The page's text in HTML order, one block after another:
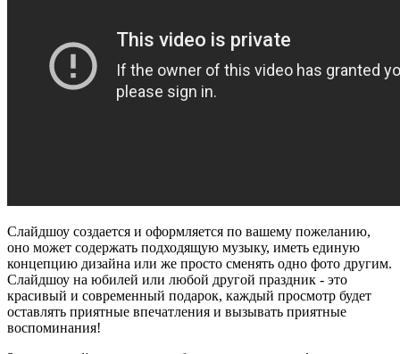
Слайдшоу создается и оформляется по вашему пожеланию,
оно может содержать подходящую музыку, иметь единую
концепцию дизайна или же просто сменять одно фото другим.
Слайдшоу на юбилей или любой другой праздник - это
красивый и современный подарок, каждый просмотр будет
оставлять приятные впечатления и вызывать приятные
воспоминания!